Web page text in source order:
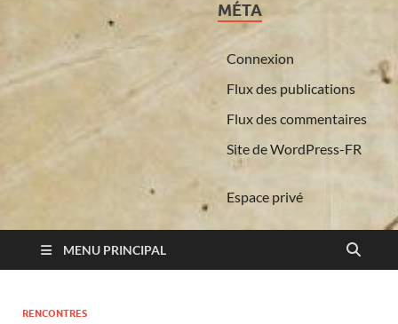
MÉTA
Connexion
Flux des publications
Flux des commentaires
Site de WordPress-FR
Espace privé
MENU PRINCIPAL
RENCONTRES